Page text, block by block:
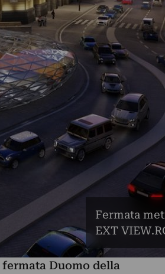
Fermata
EXT
fermata Duomo della